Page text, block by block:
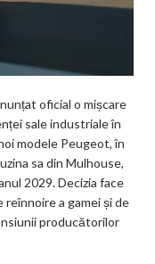
oficial o mișcare
sale industriale în
modele Peugeot, în
sa din Mulhouse,
2029. Decizia face
a gamei și de
producătorilor